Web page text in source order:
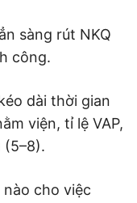
sàng rút NKQ
công.
dài thời gian
viện, tỉ lệ VAP,
(5–8).
cho việc